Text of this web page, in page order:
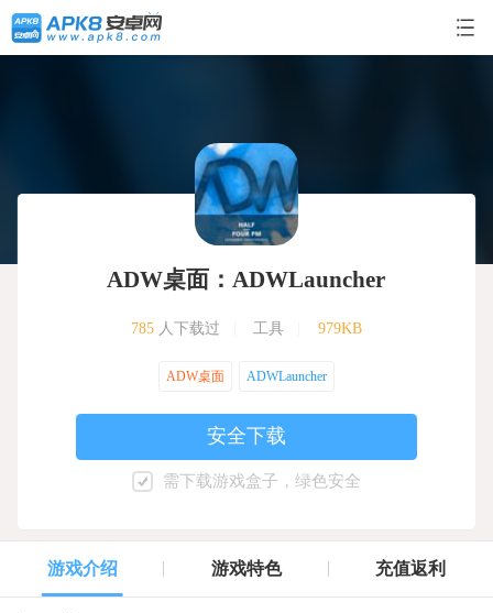
ADW桌面：ADWLauncher
785 人下载过 工具 979KB
ADW桌面 ADWLauncher
安全下载
需下载游戏盒子，绿色安全
游戏介绍 游戏特色 充值返利